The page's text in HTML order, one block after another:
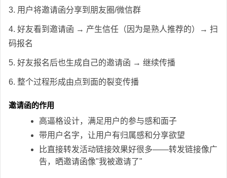
3. 用户将邀请函分享到朋友圈/微信群
4. 好友看到邀请函 → 产生信任（因为是熟人推荐的）→ 扫
码报名
5. 好友报名后也生成自己的邀请函 → 继续传播
6. 整个过程形成由点到面的裂变传播
邀请函的作用
高逼格设计，满足用户的参与感和面子
带用户名字，让用户有归属感和分享欲望
比直接转发活动链接效果好很多——转发链接像广
告，晒邀请函像"我被邀请了"